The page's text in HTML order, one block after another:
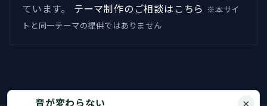
ています。
テーマ制作のご相談はこちら ※本サイ
トと同一テーマの提供ではありません
音が変わらない